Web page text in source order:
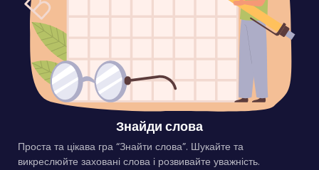
Знайди слова
Проста та цікава гра “Знайти слова”. Шукайте та
викреслюйте заховані слова і розвивайте уважність.